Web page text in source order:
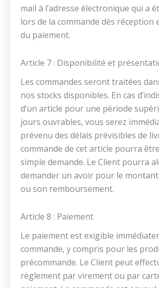
mail à l’adresse électronique qui a
lors de la commande dès réception
du paiement.
Article 7 : Disponibilité et
Les commandes seront traitées
nos stocks disponibles. En cas
d’un article pour une période
jours ouvrables, vous serez
prévenu des délais prévisibles de
commande de cet article pourra
simple demande. Le Client pourra
demander un avoir pour le montant
ou son remboursement.
Article 8 : Paiement
Le paiement est exigible
commande, y compris pour les
précommande. Le Client peut
règlement par virement ou par